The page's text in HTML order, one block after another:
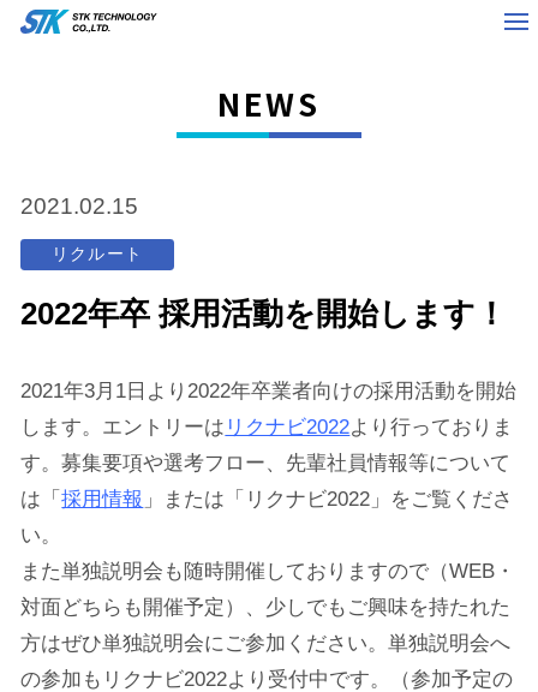
NEWS
2021.02.15
リクルート
2022年卒 採用活動を開始します！
2021年3月1日より2022年卒業者向けの採用活動を開始
します。エントリーは リクナビ2022より行っておりま
す。募集要項や選考フロー、先輩社員情報等について
は「採用情報 」または「リクナビ2022」をご覧くださ
い。
また単独説明会も随時開催しておりますので（WEB・
対面どちらも開催予定）、少しでもご興味を持たれた
方はぜひ単独説明会にご参加ください。単独説明会へ
の参加もリクナビ2022より受付中です。（参加予定の